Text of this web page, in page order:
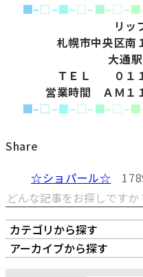
■–□–■–□–■–□–■
リッ
札幌市中央区南
大通
ＴＥＬ ０１１
営業時間 ＡＭ１
■–□–■–□–■–□–■
Share
☆ショパール☆
カテゴリから探す
オーナーズボイス
LIPS通販部門 LIPS 銀
アーカイブから探す
月 火 水